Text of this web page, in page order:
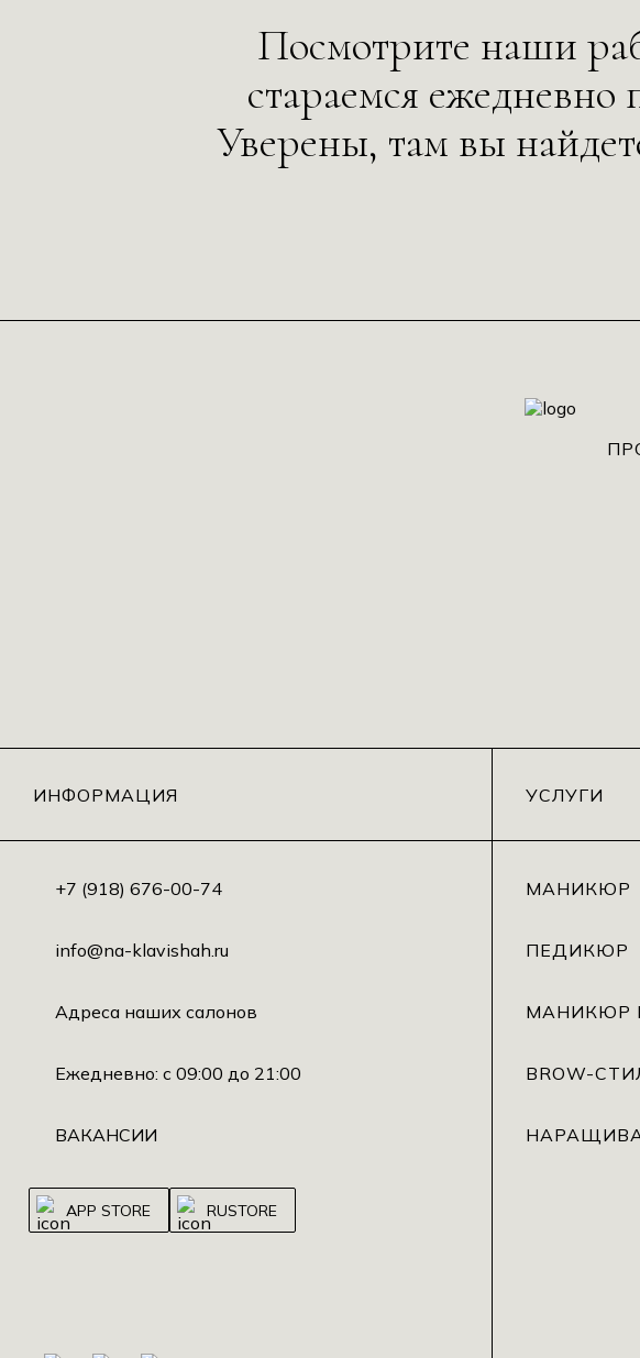
Посмотрите наши
стараемся
Уверены, там вы
ИНФОРМАЦИЯ
+7 (918) 676-00-74
info@na-klavishah.ru
Адреса наших салонов
Ежедневно: с 09:00 до 21:00
ВАКАНСИИ
APP STORE RUSTORE
УСЛУГИ
МАНИКЮР
ПЕДИКЮР
МАНИКЮР
BROW-